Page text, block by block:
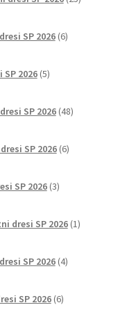
izdelkov
SP 2026 6izdelkov
2026 5izdelkov
SP 2026 48izdelkov
SP 2026 6izdelkov
SP 2026 3izdelki
dresi SP 2026 1izdelek
SP 2026 4izdelki
SP 2026 6izdelkov